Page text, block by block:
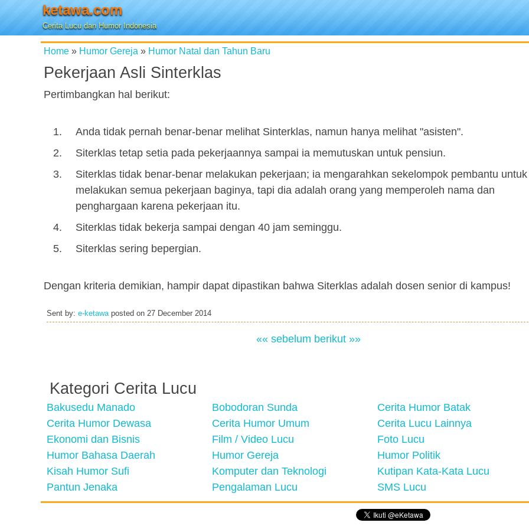
ketawa.com
Cerita Lucu dan Humor Indonesia
Home » Humor Gereja » Humor Natal dan Tahun Baru
Pekerjaan Asli Sinterklas
Pertimbangkan hal berikut:
Anda tidak pernah benar-benar melihat Sinterklas, namun hanya melihat "asisten".
Siterklas tetap setia pada pekerjaannya sampai ia memutuskan untuk pensiun.
Siterklas tidak benar-benar melakukan pekerjaan; ia mengarahkan sekelompok pembantu untuk
melakukan semua pekerjaan baginya, tapi dia adalah orang yang memperoleh nama dan
penghargaan karena pekerjaan itu.
Siterklas tidak bekerja sampai dengan 40 jam seminggu.
Siterklas sering bepergian.
Dengan kriteria demikian, hampir dapat dipastikan bahwa Siterklas adalah dosen senior di kampus!
Sent by: e-ketawaposted on 27 December 2014
«« sebelum berikut »»
Kategori Cerita Lucu
Bakusedu Manado Bobodoran Sunda
Cerita Humor Batak
Cerita Humor Dewasa
Cerita Humor Umum
Cerita Lucu Lainnya
Ekonomi dan Bisnis
Film / Video Lucu
Foto Lucu
Humor Bahasa Daerah
Humor Gereja
Humor Politik
Kisah Humor Sufi
Komputer dan Teknologi
Kutipan Kata-Kata Lucu
Pantun Jenaka
Pengalaman Lucu SMS Lucu